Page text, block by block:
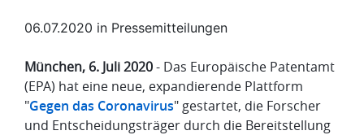
06.07.2020 in Pressemitteilungen
München, 6. Juli 2020- Das Europäische Patentamt
(EPA) hat eine neue, expandierende Plattform
"Gegen das Coronavirus" gestartet, die Forscher
und Entscheidungsträger durch die Bereitstellung